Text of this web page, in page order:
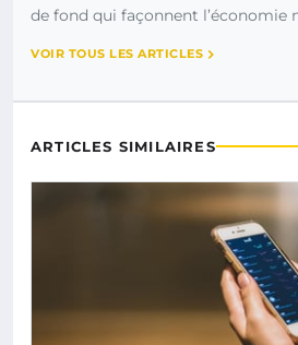
de fond qui façonnent l’économie
VOIR TOUS LES ARTICLES
ARTICLES SIMILAIRES